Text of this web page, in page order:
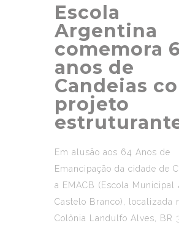
Escola
Argentina
comemora
anos de
Candeias
projeto
Em alusão aos 64 Anos de
Emancipação da cidade de
a EMACB (Escola Municipal
Castelo Branco), localizada
Colônia Landulfo Alves, BR